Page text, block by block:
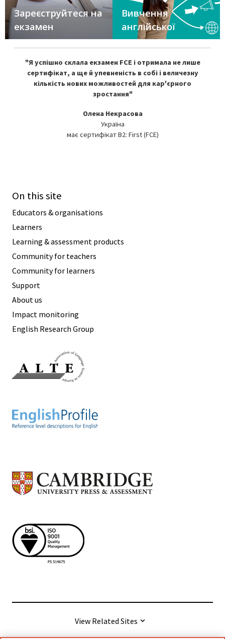
Зареєструйтеся на
екзамен
Вивчення
англійської
"Я успішно склала екзамен FCE і отримала не лише
сертифікат, а ще й упевненість в собі і величезну
кількість нових можливостей для кар'єрного
зростання"
Олена Некрасова
Україна
має сертифікат B2: First (FCE)
On this site
Educators & organisations
Learners
Learning & assessment products
Community for teachers
Community for learners
Support
About us
Impact monitoring
English Research Group
View Related Sites